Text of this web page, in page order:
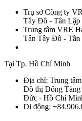
Trụ sở Công ty
Tây Đô - Tân Lập
Trung tâm VRE
Tân Tây Đô -
Tại Tp. Hồ Chí Minh
Địa chỉ: Trung
Đô thị Đông Tăng
Đức - Hồ Chí
Di động: